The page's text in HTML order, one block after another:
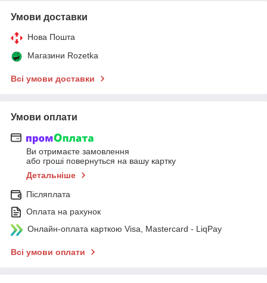
Умови доставки
Нова Пошта
Магазини Rozetka
Всі умови доставки
Умови оплати
Ви отримаєте замовлення
або гроші повернуться на вашу картку
Детальніше
Післяплата
Оплата на рахунок
Онлайн-оплата карткою Visa, Mastercard - LiqPay
Всі умови оплати